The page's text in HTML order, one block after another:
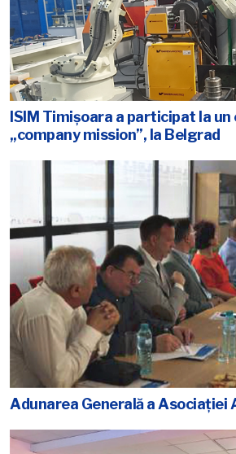
ISIM Timișoara a participat la
„company mission”, la Belgrad
Adunarea Generală a